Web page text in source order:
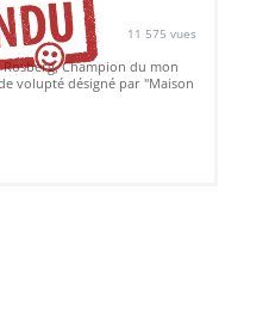
11 575 vues
Champion du mon
volupté désigné par "Maison